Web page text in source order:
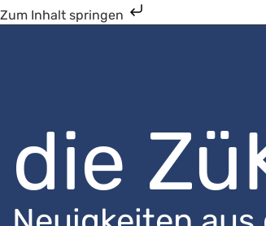
Zum Inhalt springen
die